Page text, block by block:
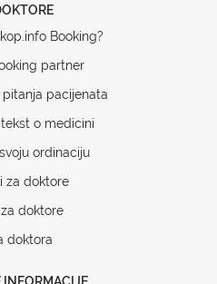
Booking?
partner
pacijenata
o medicini
ordinaciju
za doktore
za doktore
doktora